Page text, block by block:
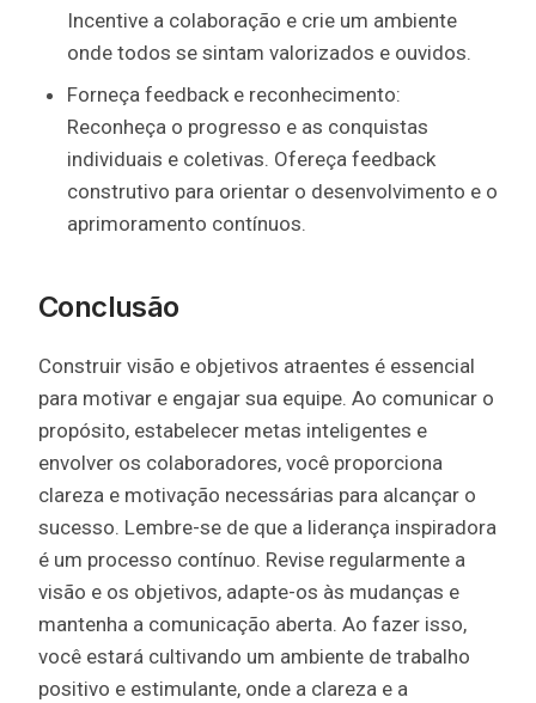
Incentive a colaboração e crie um ambiente
onde todos se sintam valorizados e ouvidos.
Forneça feedback e reconhecimento:
Reconheça o progresso e as conquistas
individuais e coletivas. Ofereça feedback
construtivo para orientar o desenvolvimento e o
aprimoramento contínuos.
Conclusão
Construir visão e objetivos atraentes é essencial
para motivar e engajar sua equipe. Ao comunicar o
propósito, estabelecer metas inteligentes e
envolver os colaboradores, você proporciona
clareza e motivação necessárias para alcançar o
sucesso. Lembre-se de que a liderança inspiradora
é um processo contínuo. Revise regularmente a
visão e os objetivos, adapte-os às mudanças e
mantenha a comunicação aberta. Ao fazer isso,
você estará cultivando um ambiente de trabalho
positivo e estimulante, onde a clareza e a